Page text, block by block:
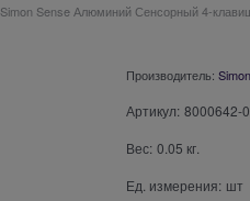
Simon Sense Алюминий Сенсорный 4-
Производитель: Simon
Артикул: 8000642-
Вес: 0.05 кг.
Ед. измерения: шт